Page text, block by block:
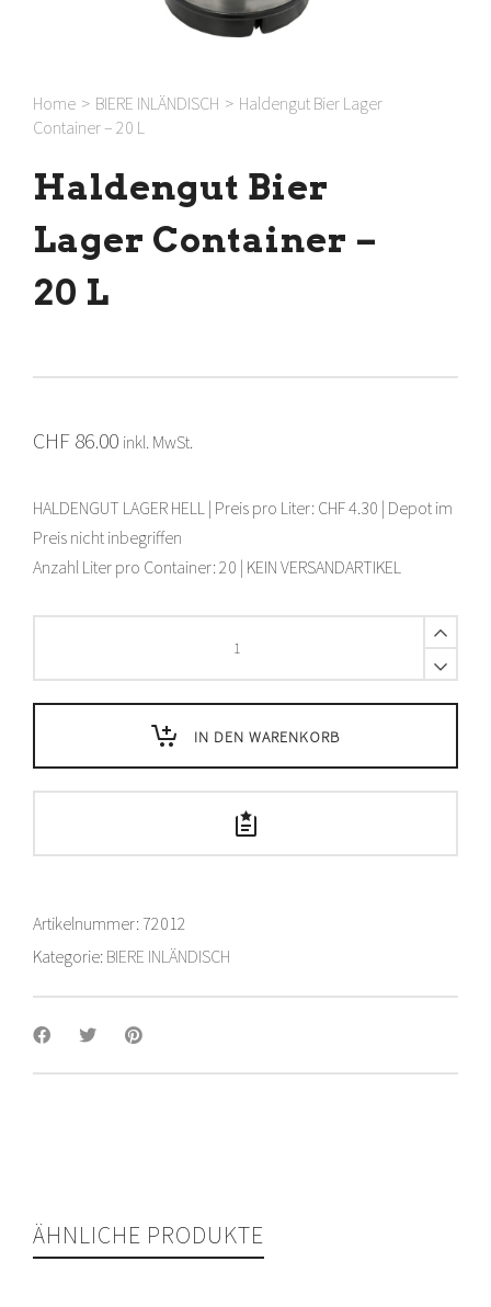
Home > BIERE INLÄNDISCH > Haldengut Bier Lager
Container – 20 L
Haldengut Bier
Lager Container –
20 L
CHF 86.00 inkl. MwSt.
HALDENGUT LAGER HELL | Preis pro Liter: CHF 4.30 | Depot im
Preis nicht inbegriffen
Anzahl Liter pro Container: 20 | KEIN VERSANDARTIKEL
Lager
Container
L
quantity
IN DEN WARENKORB
Artikelnummer: 72012
Kategorie: BIERE INLÄNDISCH
ÄHNLICHE PRODUKTE